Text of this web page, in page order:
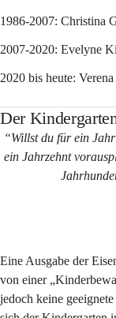
1986-2007: Christina
2007-2020: Evelyne
2020 bis heute:
Der
“Willst du für ein
ein Jahrzehnt
Eine Ausgabe der
von einer
jedoch keine